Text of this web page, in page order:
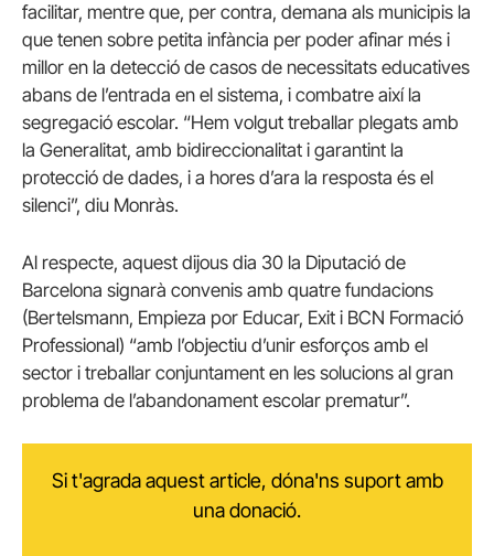
facilitar, mentre que, per contra, demana als municipis la
que tenen sobre petita infància per poder afinar més i
millor en la detecció de casos de necessitats educatives
abans de l’entrada en el sistema, i combatre així la
segregació escolar. “Hem volgut treballar plegats amb
la Generalitat, amb bidireccionalitat i garantint la
protecció de dades, i a hores d’ara la resposta és el
silenci”, diu Monràs.
Al respecte, aquest dijous dia 30 la Diputació de
Barcelona signarà convenis amb quatre fundacions
(Bertelsmann, Empieza por Educar, Exit i BCN Formació
Professional) “amb l’objectiu d’unir esforços amb el
sector i treballar conjuntament en les solucions al gran
problema de l’abandonament escolar prematur”.
Si t'agrada aquest article, dóna'ns suport amb
una donació.